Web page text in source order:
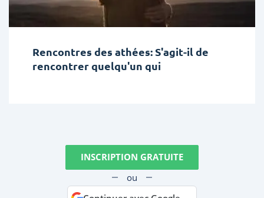
Rencontres des athées: S'agit-il de
rencontrer quelqu'un qui
INSCRIPTION GRATUITE
ou